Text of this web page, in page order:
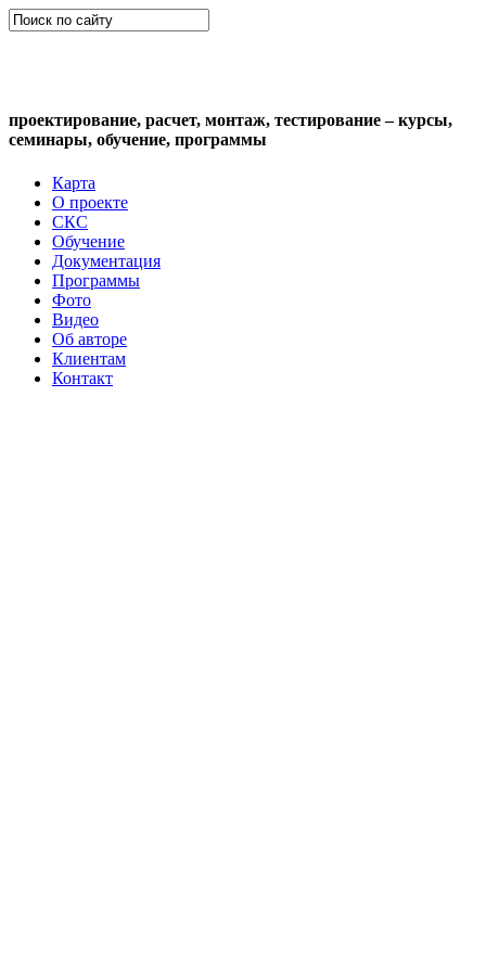
проектирование, расчет, монтаж, тестирование – курсы,
семинары, обучение, программы
Карта
О проекте
СКС
Обучение
Документация
Программы
Фото
Видео
Об авторе
Клиентам
Контакт